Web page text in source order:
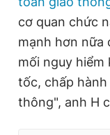
cơ quan chức
mạnh hơn nữa
mối nguy hiểm
tốc, chấp hành
thông", anh H